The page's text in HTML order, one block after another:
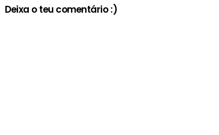
Deixa o teu comentário :)